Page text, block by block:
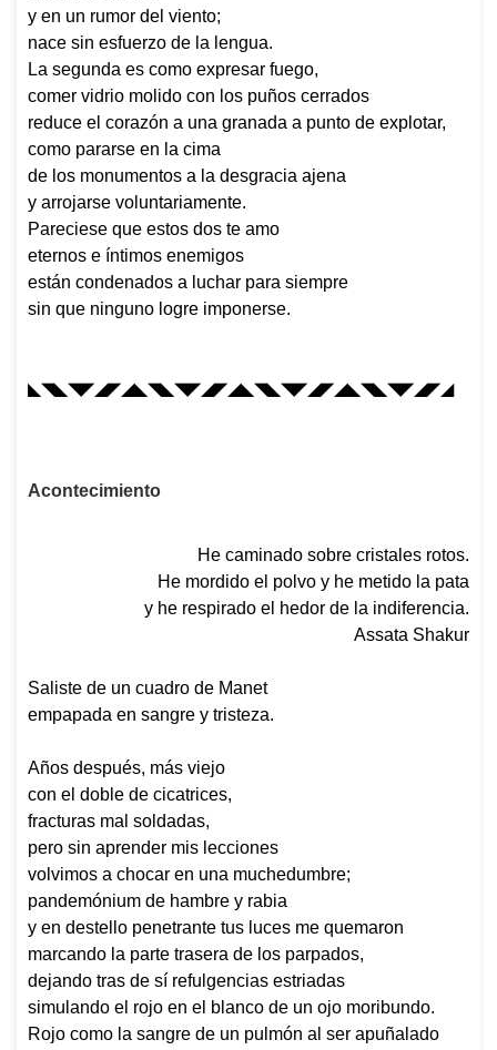
y en un rumor del viento;
nace sin esfuerzo de la lengua.
La segunda es como expresar fuego,
comer vidrio molido con los puños cerrados
reduce el corazón a una granada a punto de explotar,
como pararse en la cima
de los monumentos a la desgracia ajena
y arrojarse voluntariamente.
Pareciese que estos dos te amo
eternos e íntimos enemigos
están condenados a luchar para siempre
sin que ninguno logre imponerse.
◣◥◣◥◤◢◤◢◣◥◣◥◤◢◤◢◣◥◣◥◤◢◤◢◣◥◣◥◤◢◤◢
Acontecimiento
He caminado sobre cristales rotos.
He mordido el polvo y he metido la pata
y he respirado el hedor de la indiferencia.
Assata Shakur
Saliste de un cuadro de Manet
empapada en sangre y tristeza.
Años después, más viejo
con el doble de cicatrices,
fracturas mal soldadas,
pero sin aprender mis lecciones
volvimos a chocar en una muchedumbre;
pandemónium de hambre y rabia
y en destello penetrante tus luces me quemaron
marcando la parte trasera de los parpados,
dejando tras de sí refulgencias estriadas
simulando el rojo en el blanco de un ojo moribundo.
Rojo como la sangre de un pulmón al ser apuñalado